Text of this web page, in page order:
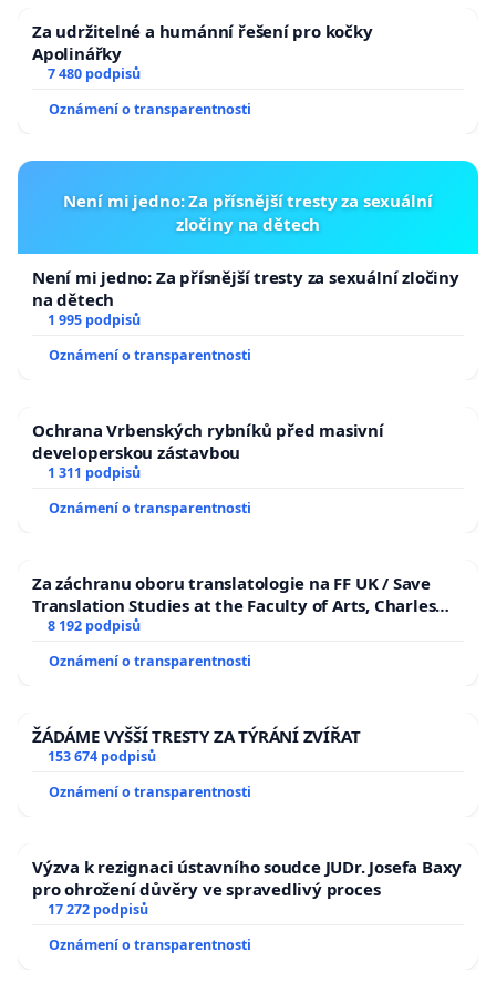
6) Předání všech podkladů k organizaci školního roku
2012/13 do 1. 9. 2011 z důvodu odpovědné přípravy
přijímacího řízení pro uvedený školní rok současnému
řediteli Gymnázia Česká, Mgr. Miroslavu Chalupskému.
Česká proti sloučení
PaedDr. Marcela Radová (Rada školy)
Mgr. Martin Štoudek (vedení školy – zástupce ředitele)
RNDr. Pavla Kodríková (vyučující chemie a biologie)
Mgr. Alena Zelenková (zástupce rodičů)
Pavel Vebr (zástupce studentského parlamentu)
Petr Pouzar (zástupce studentského parlamentu)
Mgr. František Štěch, Th.D., tel. +420732290216,
Puchmajerova 378/4, 370 06, České Budějovice, email:
804, Hluboká nad Vltavou, 373 41, email:
marc.radova@seznam.cz
Mgr. Martin Štoudek, tel. +420386356949, Troskovice 44,
Za udržitelné a humánní řešení pro kočky
Apolinářky
7 480 podpisů
Oznámení o transparentnosti
Není mi jedno: Za přísnější tresty za sexuální
zločiny na dětech
Není mi jedno: Za přísnější tresty za sexuální zločiny
na dětech
1 995 podpisů
Oznámení o transparentnosti
Ochrana Vrbenských rybníků před masivní
developerskou zástavbou
1 311 podpisů
Oznámení o transparentnosti
Za záchranu oboru translatologie na FF UK / Save
Translation Studies at the Faculty of Arts, Charles
University
8 192 podpisů
Oznámení o transparentnosti
ŽÁDÁME VYŠŠÍ TRESTY ZA TÝRÁNÍ ZVÍŘAT
153 674 podpisů
Oznámení o transparentnosti
Výzva k rezignaci ústavního soudce JUDr. Josefa Baxy
pro ohrožení důvěry ve spravedlivý proces
17 272 podpisů
Oznámení o transparentnosti